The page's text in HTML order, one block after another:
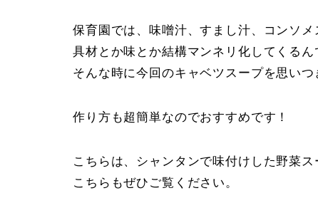
保育園では、味噌汁、すまし汁、コンソ
具材とか味とか結構マンネリ化してくるん
そんな時に今回のキャベツスープを思いつ
作り方も超簡単なのでおすすめです！
こちらは、シャンタンで味付けした野菜ス
こちらもぜひご覧ください。